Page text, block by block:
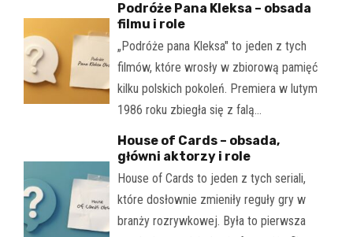
Podróże Pana Kleksa – obsada
filmu i role
„Podróże pana Kleksa" to jeden z tych
filmów, które wrosły w zbiorową pamięć
kilku polskich pokoleń. Premiera w lutym
1986 roku zbiegła się z falą…
House of Cards – obsada,
główni aktorzy i role
House of Cards to jeden z tych seriali,
które dosłownie zmieniły reguły gry w
branży rozrywkowej. Była to pierwsza